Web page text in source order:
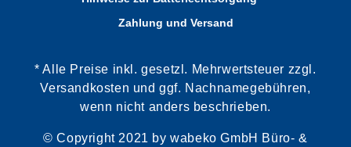
Zahlung und Versand
* Alle Preise inkl. gesetzl. Mehrwertsteuer zzgl.
Versandkosten und ggf. Nachnamegebühren,
wenn nicht anders beschrieben.
© Copyright 2021 by wabeko GmbH Büro- &